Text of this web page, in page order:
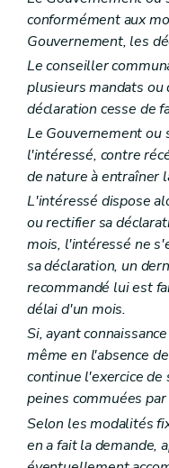
Chapitre II
Section
Art.
Art.
Art.
Art.
Sous-
Art.
Art.
Art.
Art.
Art.
Sous-
Art.
Art.
Art.
Art.
Art.
Art.
Art.
Art.
Art.
Art.
Art.
conformément aux
Gouvernement, les
Le conseiller
plusieurs mandats ou
déclaration cesse de
Le Gouvernement ou
l'intéressé, contre
de nature à entraîner
L'intéressé dispose
ou rectifier sa
mois, l'intéressé ne
sa déclaration, un
recommandé lui est
délai d'un mois.
Si, ayant
même en l'absence
continue l'exercice
peines commuées
Selon les modalités
en a fait la demande,